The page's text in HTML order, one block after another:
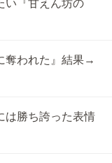
い『甘えん坊の
奪われた』結果→
は勝ち誇った表情